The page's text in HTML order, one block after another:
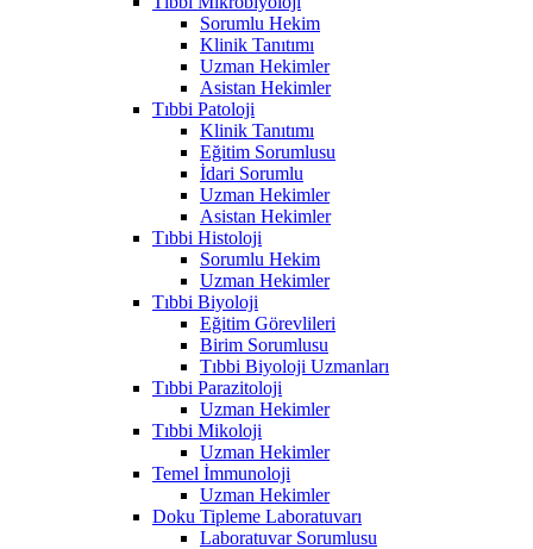
Sorumlu Hekim
Klinik Tanıtımı
Uzman Hekimler
Asistan Hekimler
Tıbbi Patoloji
Klinik Tanıtımı
Eğitim Sorumlusu
İdari Sorumlu
Uzman Hekimler
Asistan Hekimler
Tıbbi Histoloji
Sorumlu Hekim
Uzman Hekimler
Tıbbi Biyoloji
Eğitim Görevlileri
Birim Sorumlusu
Tıbbi Biyoloji Uzmanları
Tıbbi Parazitoloji
Uzman Hekimler
Tıbbi Mikoloji
Uzman Hekimler
Temel İmmunoloji
Uzman Hekimler
Doku Tipleme Laboratuvarı
Laboratuvar Sorumlusu